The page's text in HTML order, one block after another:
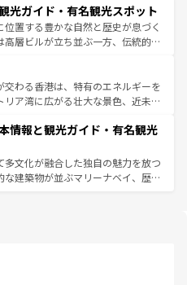
ってみてほしい。 なお、新着の韓国情報はコンテンツ一
息づく。ハノイの古い町並みやホ
治時代の建物も、独特の雰囲気を
、バラエティの豊かさとおいしさで
ー、ベトナムコーヒーなどは、ぜ
どの地域を訪れてもあたたかい人々
るので、きっと忘れられない旅にな
光ガイド・有名観光スポット
置する豊かな自然と歴史が息づく
高層ビルが立ち並ぶ一方、伝統的な
北部ではチェンマイなどの山岳地
南部ではプーケットやクラビの美し
分を楽しむことができる。タイ料理
暖で、どの季節にも異なる楽しみ
すいタイの人々、仏教を中心とし
観光資源が、訪れる旅人を魅了し続
タイ情報はコンテンツ一覧を参照して
交わる香港は、特有のエネルギーを
リア湾に広がる壮大な景色、近未来
するはず。観光スポットが密集し
ろを回れるのも魅力。息をのむよ
体験まで、香港を存分に楽しみ尽く
香港情報はコンテンツ一覧を参照して
情報と観光ガイド・有名観光
多文化が融合した独自の魅力を放つ
な建築物が並ぶマリーナベイ、歴史
風情を楽しめる外せないスポット